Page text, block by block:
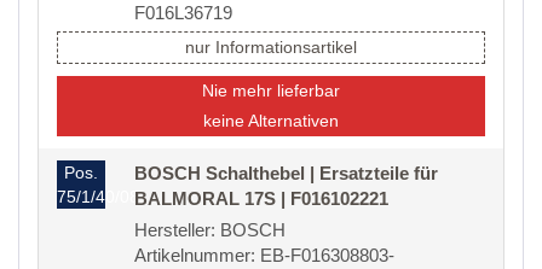
F016L36719
nur Informationsartikel
Nie mehr lieferbar
keine Alternativen
Pos.
75/1/40/08
BOSCH Schalthebel | Ersatzteile für
BALMORAL 17S | F016102221
Hersteller: BOSCH
Artikelnummer: EB-F016308803-